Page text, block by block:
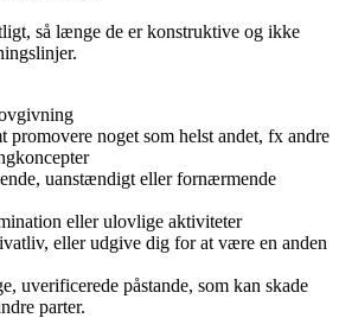
så længe de er konstruktive og ikke
promovere noget som helst andet, fx andre
uanstændigt eller fornærmende
eller ulovlige aktiviteter
eller udgive dig for at være en anden
uverificerede påstande, som kan skade
parter.